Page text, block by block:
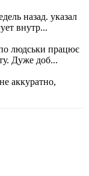
назад. указал
внутр...
людськи працює
Дуже доб...
аккуратно,